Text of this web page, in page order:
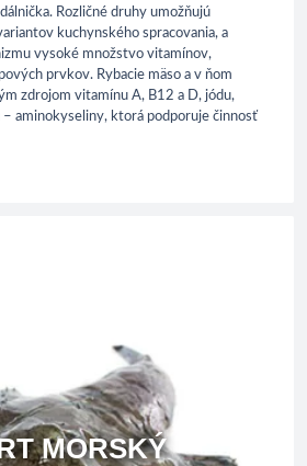
Rozličné druhy umožňujú
kuchynského spracovania, a
vysoké množstvo vitamínov,
prvkov. Rybacie mäso a v ňom
zdrojom vitamínu A, B12 a D, jódu,
aminokyseliny, ktorá podporuje činnosť
MORSKÝ